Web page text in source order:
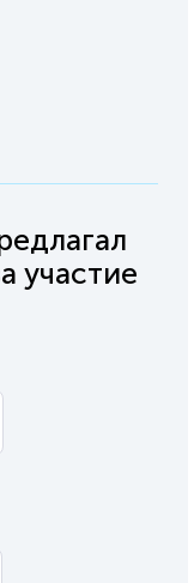
участие